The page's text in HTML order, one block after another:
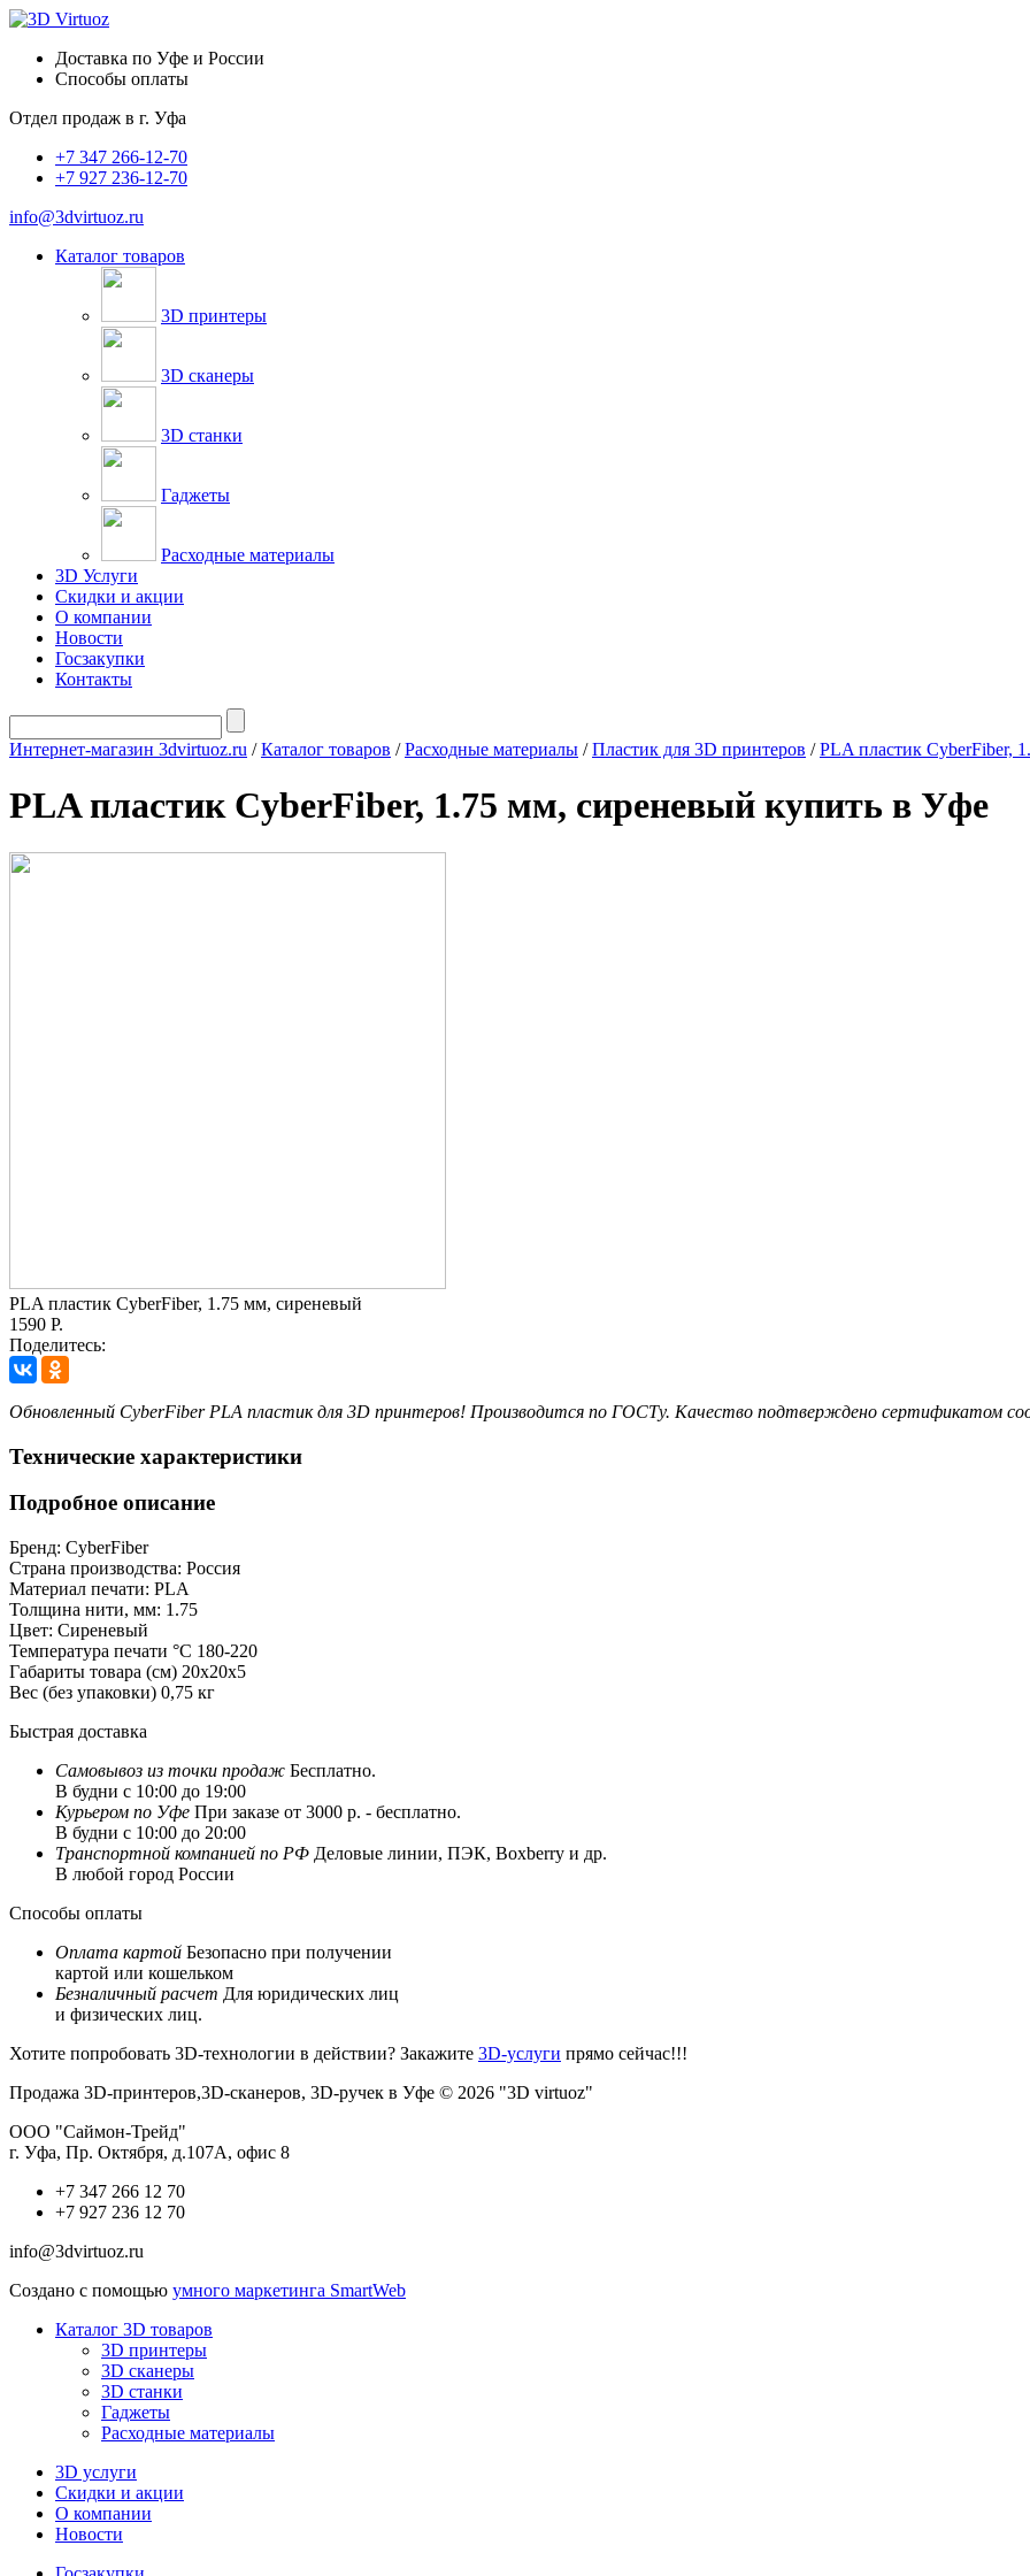
Доставка по Уфе и России
Способы оплаты
Отдел продаж в г. Уфа
+7 347 266-12-70
+7 927 236-12-70
info@3dvirtuoz.ru
Каталог товаров
3D принтеры
3D сканеры
3D станки
Гаджеты
Расходные материалы
3D Услуги
Скидки и акции
О компании
Новости
Госзакупки
Контакты
Интернет-магазин 3dvirtuoz.ru /Каталог товаров /Расходные материалы /Пластик для 3D принтеров /PLA пластик CyberFiber,
PLA пластик CyberFiber, 1.75 мм, сиреневый купить в Уфе
PLA пластик CyberFiber, 1.75 мм, сиреневый
1590 Р.
Поделитесь:
Обновленный CyberFiber PLA пластик для 3D принтеров! Производится по ГОСТу. Качество подтверждено сертификатом
Технические характеристики
Подробное описание
Бренд: CyberFiber
Страна производства: Россия
Материал печати: PLA
Толщина нити, мм: 1.75
Цвет: Сиреневый
Температура печати °C 180-220
Габариты товара (см) 20x20x5
Вес (без упаковки) 0,75 кг
Быстрая доставка
Самовывоз из точки продаж Бесплатно.
В будни с 10:00 до 19:00
Курьером по Уфе При заказе от 3000 р. - бесплатно.
В будни с 10:00 до 20:00
Транспортной компанией по РФ Деловые линии, ПЭК, Boxberry и др.
В любой город России
Способы оплаты
Оплата картой Безопасно при получении
картой или кошельком
Безналичный расчет Для юридических лиц
и физических лиц.
Хотите попробовать 3D-технологии в действии? Закажите 3D-услуги прямо сейчас!!!
Продажа 3D-принтеров,3D-сканеров, 3D-ручек в Уфе © 2026 "3D virtuoz"
ООО "Саймон-Трейд"
г. Уфа, Пр. Октября, д.107А, офис 8
+7 347 266 12 70
+7 927 236 12 70
info@3dvirtuoz.ru
Создано с помощью умного маркетинга SmartWeb
Каталог 3D товаров
3D принтеры
3D сканеры
3D станки
Гаджеты
Расходные материалы
3D услуги
Скидки и акции
О компании
Новости